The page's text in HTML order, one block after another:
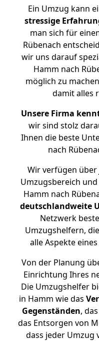
Ein Umzug kann
stressige
man sich für
Rübenach
wir uns darauf
Hamm nach
möglich zu
damit alles
Unsere Firma
wir sind stolz
Ihnen die beste
nach
Wir verfügen über
Umzugsbereich
Hamm nach
deutschlandweite
Netzwerk
Umzugshelfern,
alle Aspekte
Von der Planung
Einrichtung Ihres
Die Umzugshelfer
in Hamm wie das
Gegenständen,
das Entsorgen von
dass jeder Umzug